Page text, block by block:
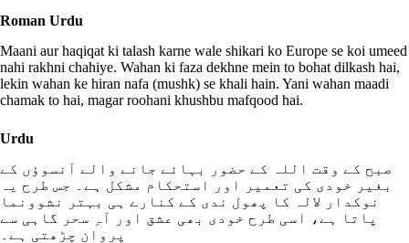
Roman Urdu
Maani aur haqiqat ki talash karne wale shikari ko Europe se koi umeed
nahi rakhni chahiye. Wahan ki faza dekhne mein to bohat dilkash hai,
lekin wahan ke hiran nafa (mushk) se khali hain. Yani wahan maadi
chamak to hai, magar roohani khushbu mafqood hai.
Urdu
صبح کے وقت اللہ کے حضور بہائے جانے والے آنسوؤں کے
بغیر خودی کی تعمیر اور استحکام مشکل ہے۔ جس طرح یہ
نوکدار لالہ کا پھول ندی کے کنارے ہی بہتر نشوونما
پاتا ہے، اسی طرح خودی بھی عشق اور آہِ سحر گاہی سے
پروان چڑھتی ہے۔